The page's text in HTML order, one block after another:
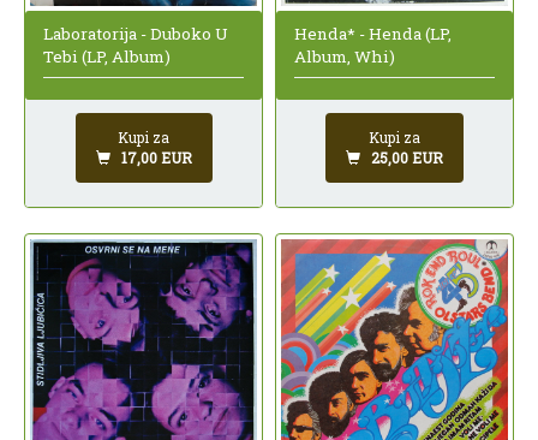
Laboratorija - Duboko U
Tebi (LP, Album)
Kupi za
17,00 EUR
Henda* - Henda (LP,
Album, Whi)
Kupi za
25,00 EUR